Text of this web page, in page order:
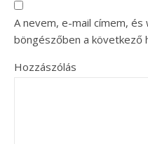
A nevem, e-mail címem,
böngészőben a következő
Hozzászólás